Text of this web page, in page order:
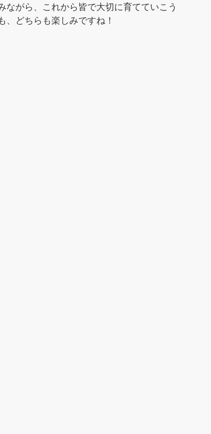
がら、これから皆で大切に育てていこう
どちらも楽しみですね！